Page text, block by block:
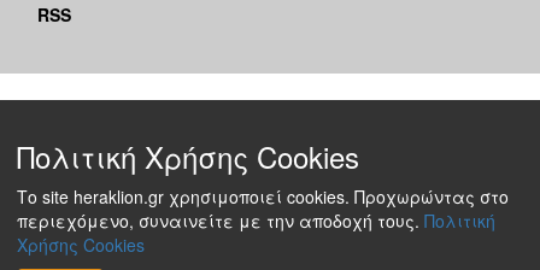
RSS
Πολιτική Χρήσης Cookies
Το site heraklion.gr χρησιμοποιεί cookies. Προχωρώντας στο
περιεχόμενο, συναινείτε με την αποδοχή τους. Πολιτική
Χρήσης Cookies